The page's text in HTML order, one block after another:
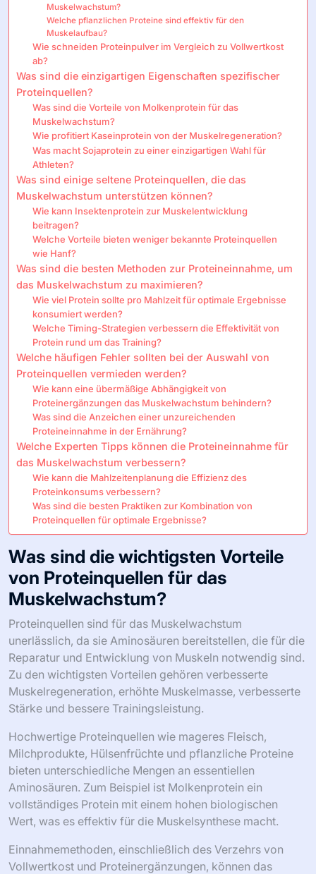
Muskelwachstum?
Welche pflanzlichen Proteine sind effektiv für den
Muskelaufbau?
Wie schneiden Proteinpulver im Vergleich zu Vollwertkost
ab?
Was sind die einzigartigen Eigenschaften spezifischer
Proteinquellen?
Was sind die Vorteile von Molkenprotein für das
Muskelwachstum?
Wie profitiert Kaseinprotein von der Muskelregeneration?
Was macht Sojaprotein zu einer einzigartigen Wahl für
Athleten?
Was sind einige seltene Proteinquellen, die das
Muskelwachstum unterstützen können?
Wie kann Insektenprotein zur Muskelentwicklung
beitragen?
Welche Vorteile bieten weniger bekannte Proteinquellen
wie Hanf?
Was sind die besten Methoden zur Proteineinnahme, um
das Muskelwachstum zu maximieren?
Wie viel Protein sollte pro Mahlzeit für optimale Ergebnisse
konsumiert werden?
Welche Timing-Strategien verbessern die Effektivität von
Protein rund um das Training?
Welche häufigen Fehler sollten bei der Auswahl von
Proteinquellen vermieden werden?
Wie kann eine übermäßige Abhängigkeit von
Proteinergänzungen das Muskelwachstum behindern?
Was sind die Anzeichen einer unzureichenden
Proteineinnahme in der Ernährung?
Welche Experten Tipps können die Proteineinnahme für
das Muskelwachstum verbessern?
Wie kann die Mahlzeitenplanung die Effizienz des
Proteinkonsums verbessern?
Was sind die besten Praktiken zur Kombination von
Proteinquellen für optimale Ergebnisse?
Was sind die wichtigsten Vorteile
von Proteinquellen für das
Muskelwachstum?
Proteinquellen sind für das Muskelwachstum
unerlässlich, da sie Aminosäuren bereitstellen, die für die
Reparatur und Entwicklung von Muskeln notwendig sind.
Zu den wichtigsten Vorteilen gehören verbesserte
Muskelregeneration, erhöhte Muskelmasse, verbesserte
Stärke und bessere Trainingsleistung.
Hochwertige Proteinquellen wie mageres Fleisch,
Milchprodukte, Hülsenfrüchte und pflanzliche Proteine
bieten unterschiedliche Mengen an essentiellen
Aminosäuren. Zum Beispiel ist Molkenprotein ein
vollständiges Protein mit einem hohen biologischen
Wert, was es effektiv für die Muskelsynthese macht.
Einnahmemethoden, einschließlich des Verzehrs von
Vollwertkost und Proteinergänzungen, können das